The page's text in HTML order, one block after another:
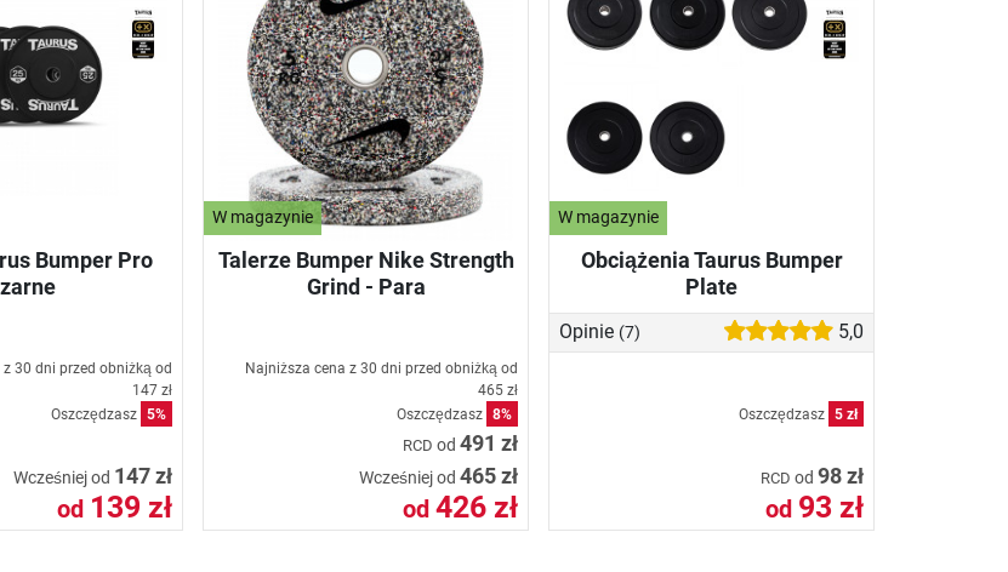
Bumper Pro
30 dni przed obniżką od
147 zł
Oszczędzasz 5%
Wcześniej od 147 zł
od 139 zł
W magazynie
Talerze Bumper Nike Strength
Grind - Para
Najniższa cena z 30 dni przed obniżką od
465 zł
Oszczędzasz 8%
RCD od 491 zł
Wcześniej od 465 zł
od 426 zł
W magazynie
Obciążenia Taurus Bumper
Plate
Opinie (7) 5,0
Oszczędzasz 5 zł
RCD od 98 zł
od 93 zł